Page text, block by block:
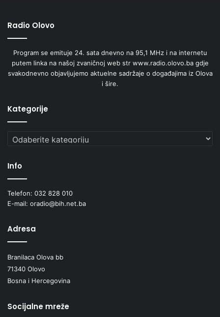
Radio Olovo
Program se emituje 24. sata dnevno na 95,1 MHz i na internetu
putem linka na našoj zvaničnoj web str www.radio.olovo.ba gdje
svakodnevno objavljujemo aktuelne sadržaje o događajima iz Olova
i šire.
Kategorije
Kategorije
Info
Telefon: 032 828 010
E-mail: oradio@bih.net.ba
Adresa
Branilaca Olova bb
71340 Olovo
Bosna i Hercegovina
Socijalne mreže